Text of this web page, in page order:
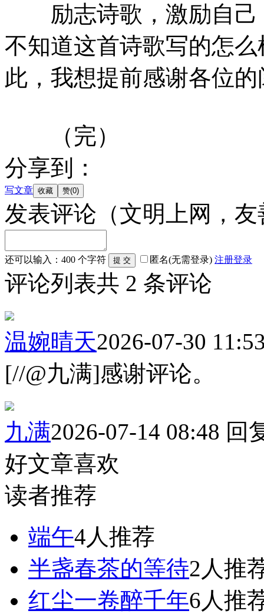
励志诗歌，激励自己
不知道这首诗歌写的怎
此，我想提前感谢各位
（完）
分享到：
写文章
发表评论 （文明上网，
还可以输入： 400 个字符 匿名(无需登录) 注册登录
评论列表共 2 条评论
温婉晴天2026-07-30
[//@九满]感谢评论。
九满2026-07-14 08:48 回
好文章喜欢
读者推荐
端午4人推荐
半盏春茶的等待2人推
红尘一卷醉千年6人推